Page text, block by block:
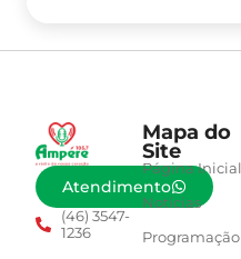
Atendimento
(46) 3547-
1236
Mapa do
Site
Página Inicial
Notícias
Programação